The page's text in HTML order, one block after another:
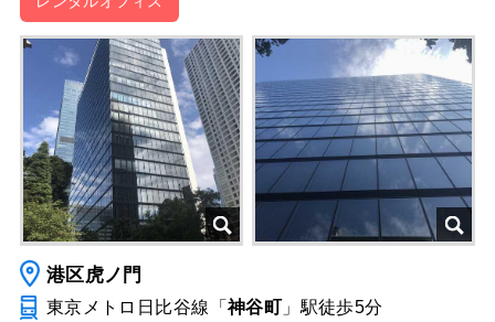
港区虎ノ門
東京メトロ日比谷線「 神谷町 」駅徒歩5分